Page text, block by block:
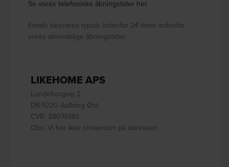
Se vores telefoniske åbningstider her.
Emails besvares typisk indenfor 24 timer indenfor
vores almindelige åbningstider.
LIKEHOME APS
Lundeborgvej 2
DK-9220 Aalborg Øst
CVR: 38076183
Obs: Vi har ikke showroom på adressen